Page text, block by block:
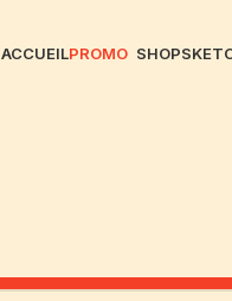
ACCUEILPROMO SHOP